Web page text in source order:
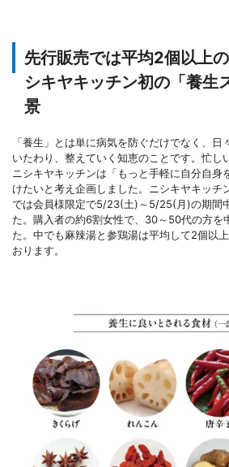
先行販売では平均2個以上
シキヤキッチン初の「養生
景
「養生」とは単に病気を防ぐだけでなく、
いたわり、整えていく知恵のことです。忙し
ニシキヤキッチンは「もっと手軽に自分自身
けたいと考え企画しました。ニシキヤキッチ
では会員様限定で5/23(土)～5/25(月)の期間
た。購入者の約6割女性で、30～50代の方を
た。中でも麻辣湯と参鶏湯は平均して2個以
おります。